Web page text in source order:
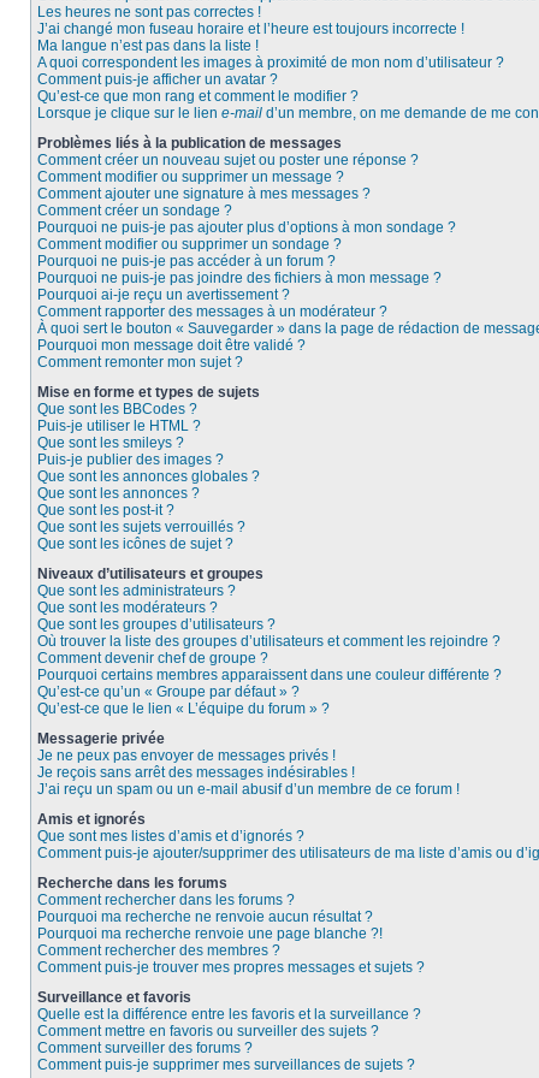
Les heures ne sont pas correctes !
J’ai changé mon fuseau horaire et l’heure est toujours incorrecte !
Ma langue n’est pas dans la liste !
A quoi correspondent les images à proximité de mon nom d’utilisateur ?
Comment puis-je afficher un avatar ?
Qu’est-ce que mon rang et comment le modifier ?
Lorsque je clique sur le lien e-mail d’un membre, on me demande de me
Problèmes liés à la publication de messages
Comment créer un nouveau sujet ou poster une réponse ?
Comment modifier ou supprimer un message ?
Comment ajouter une signature à mes messages ?
Comment créer un sondage ?
Pourquoi ne puis-je pas ajouter plus d’options à mon sondage ?
Comment modifier ou supprimer un sondage ?
Pourquoi ne puis-je pas accéder à un forum ?
Pourquoi ne puis-je pas joindre des fichiers à mon message ?
Pourquoi ai-je reçu un avertissement ?
Comment rapporter des messages à un modérateur ?
À quoi sert le bouton « Sauvegarder » dans la page de rédaction de
Pourquoi mon message doit être validé ?
Comment remonter mon sujet ?
Mise en forme et types de sujets
Que sont les BBCodes ?
Puis-je utiliser le HTML ?
Que sont les smileys ?
Puis-je publier des images ?
Que sont les annonces globales ?
Que sont les annonces ?
Que sont les post-it ?
Que sont les sujets verrouillés ?
Que sont les icônes de sujet ?
Niveaux d’utilisateurs et groupes
Que sont les administrateurs ?
Que sont les modérateurs ?
Que sont les groupes d’utilisateurs ?
Où trouver la liste des groupes d’utilisateurs et comment les rejoindre ?
Comment devenir chef de groupe ?
Pourquoi certains membres apparaissent dans une couleur différente ?
Qu’est-ce qu’un « Groupe par défaut » ?
Qu’est-ce que le lien « L’équipe du forum » ?
Messagerie privée
Je ne peux pas envoyer de messages privés !
Je reçois sans arrêt des messages indésirables !
J’ai reçu un spam ou un e-mail abusif d’un membre de ce forum !
Amis et ignorés
Que sont mes listes d’amis et d’ignorés ?
Comment puis-je ajouter/supprimer des utilisateurs de ma liste d’amis ou
Recherche dans les forums
Comment rechercher dans les forums ?
Pourquoi ma recherche ne renvoie aucun résultat ?
Pourquoi ma recherche renvoie une page blanche ?!
Comment rechercher des membres ?
Comment puis-je trouver mes propres messages et sujets ?
Surveillance et favoris
Quelle est la différence entre les favoris et la surveillance ?
Comment mettre en favoris ou surveiller des sujets ?
Comment surveiller des forums ?
Comment puis-je supprimer mes surveillances de sujets ?